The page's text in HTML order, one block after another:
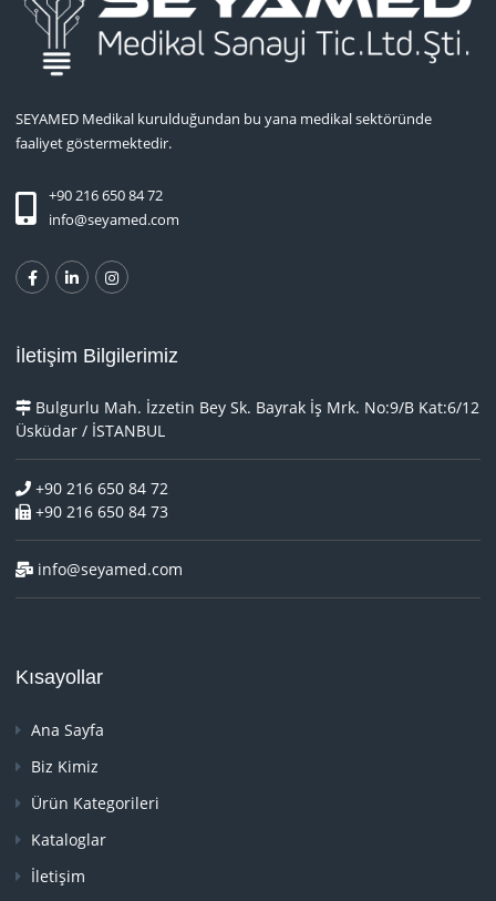
SEYAMED Medikal kurulduğundan bu yana medikal sektöründe
faaliyet göstermektedir.
+90 216 650 84 72
info@seyamed.com
İletişim Bilgilerimiz
Bulgurlu Mah. İzzetin Bey Sk. Bayrak İş Mrk. No:9/B Kat:6/12
Üsküdar / İSTANBUL
+90 216 650 84 72
+90 216 650 84 73
info@seyamed.com
Kısayollar
Ana Sayfa
Biz Kimiz
Ürün Kategorileri
Kataloglar
İletişim